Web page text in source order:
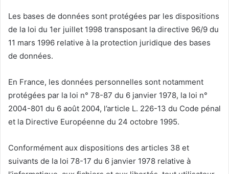
Les bases de données sont protégées par les dispositions
de la loi du 1er juillet 1998 transposant la directive 96/9 du
11 mars 1996 relative à la protection juridique des bases
de données.
En France, les données personnelles sont notamment
protégées par la loi n° 78-87 du 6 janvier 1978, la loi n°
2004-801 du 6 août 2004, l’article L. 226-13 du Code pénal
et la Directive Européenne du 24 octobre 1995.
Conformément aux dispositions des articles 38 et
suivants de la loi 78-17 du 6 janvier 1978 relative à